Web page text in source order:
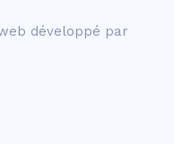
développé par